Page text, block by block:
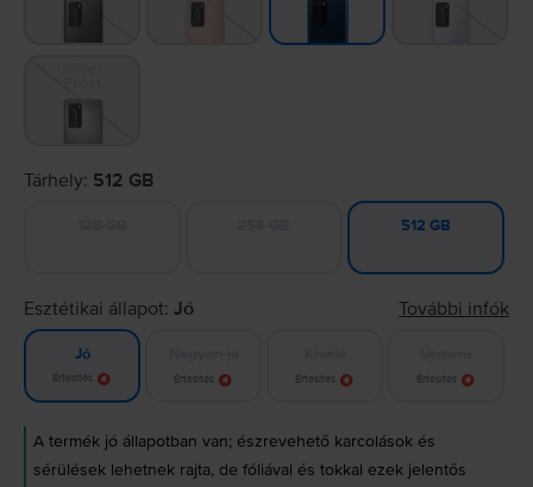
Tárhely: 512 GB
512 GB
Esztétikai állapot: Jó További infók
Jó
Értesítés Értesítés Értesítés Értesítés
A termék jó állapotban van; észrevehető karcolások és
sérülések lehetnek rajta, de fóliával és tokkal ezek jelentős